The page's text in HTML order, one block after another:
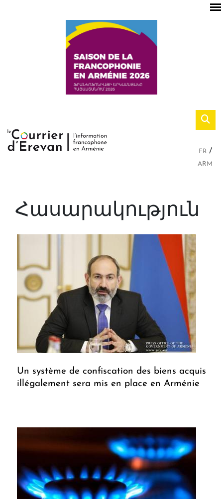
FR
ARM
Հասարակություն
Un système de confiscation des biens acquis
illégalement sera mis en place en Arménie